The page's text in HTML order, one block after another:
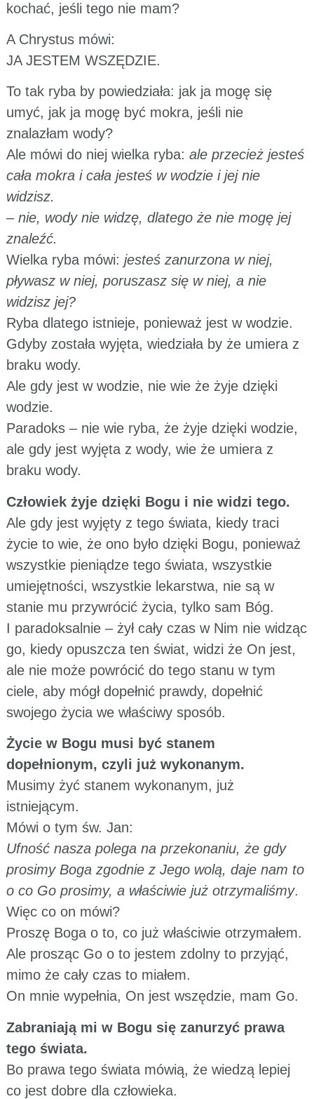
kochać, jeśli tego nie mam?
A Chrystus mówi:
JA JESTEM WSZĘDZIE.
To tak ryba by powiedziała: jak ja mogę się
umyć, jak ja mogę być mokra, jeśli nie
znalazłam wody?
Ale mówi do niej wielka ryba: ale przecież jesteś
cała mokra i cała jesteś w wodzie i jej nie
widzisz.
– nie, wody nie widzę, dlatego że nie mogę jej
znaleźć.
Wielka ryba mówi: jesteś zanurzona w niej,
pływasz w niej, poruszasz się w niej, a nie
widzisz jej?
Ryba dlatego istnieje, ponieważ jest w wodzie.
Gdyby została wyjęta, wiedziała by że umiera z
braku wody.
Ale gdy jest w wodzie, nie wie że żyje dzięki
wodzie.
Paradoks – nie wie ryba, że żyje dzięki wodzie,
ale gdy jest wyjęta z wody, wie że umiera z
braku wody.
Człowiek żyje dzięki Bogu i nie widzi tego.
Ale gdy jest wyjęty z tego świata, kiedy traci
życie to wie, że ono było dzięki Bogu, ponieważ
wszystkie pieniądze tego świata, wszystkie
umiejętności, wszystkie lekarstwa, nie są w
stanie mu przywrócić życia, tylko sam Bóg.
I paradoksalnie – żył cały czas w Nim nie widząc
go, kiedy opuszcza ten świat, widzi że On jest,
ale nie może powrócić do tego stanu w tym
ciele, aby mógł dopełnić prawdy, dopełnić
swojego życia we właściwy sposób.
Życie w Bogu musi być stanem
dopełnionym, czyli już wykonanym.
Musimy żyć stanem wykonanym, już
istniejącym.
Mówi o tym św. Jan:
Ufność nasza polega na przekonaniu, że gdy
prosimy Boga zgodnie z Jego wolą, daje nam to
o co Go prosimy, a właściwie już otrzymaliśmy.
Więc co on mówi?
Proszę Boga o to, co już właściwie otrzymałem.
Ale prosząc Go o to jestem zdolny to przyjąć,
mimo że cały czas to miałem.
On mnie wypełnia, On jest wszędzie, mam Go.
Zabraniają mi w Bogu się zanurzyć prawa
tego świata.
Bo prawa tego świata mówią, że wiedzą lepiej
co jest dobre dla człowieka.